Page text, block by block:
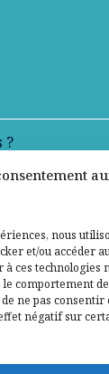
nous
et/ou accéder
ces technologies
comportement
ne pas
négatif sur
?